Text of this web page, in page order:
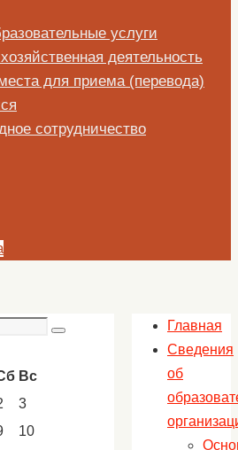
услуги
деятельность
для приема (перевода)
сотрудничество
Главная
Сведения
об
Поиск
Вс
3
10